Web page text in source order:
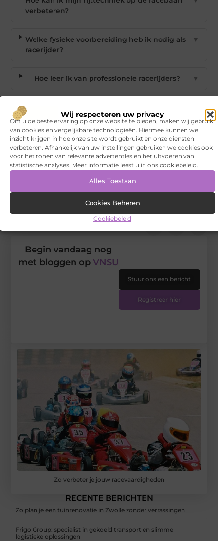
Wij respecteren uw privacy
Om u de beste ervaring op onze website te bieden, maken wij gebruik
van cookies en vergelijkbare technologieën. Hiermee kunnen we
inzicht krijgen in hoe onze site wordt gebruikt en onze diensten
verbeteren. Afhankelijk van uw instellingen gebruiken we cookies ook
voor het tonen van relevante advertenties en het uitvoeren van
statistische analyses. Meer informatie leest u in ons cookiebeleid.
Alles Toestaan
Cookies Beheren
Cookiebeleid
verbeteren?
Welke fysieke voorbereiding heb ik nodig als
racerijder?
▼
Hoe leer ik van professionele racerijders? ▼
Waarom is doelstelling en evaluatie
belangrijk voor verbetering?
Goed artikel? Deel hem dan op:
X
(Twitter)
Facebook Pinterest LinkedIn Email
Zo verbeter je jouw racevaardigheden
RECENTE BERICHTEN
Zo plan je een tuinrenovatie in Zwolle zonder verrassingen
Frigo Group: specialist in gekoeld transport en slimme
logistieke oplossingen
Begin vandaag nog
met bloggen op VNSU
Stuur ons een bericht
Registreer hier